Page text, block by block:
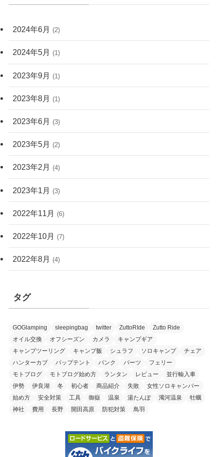
2024年6月 (2)
2024年5月 (1)
2023年9月 (1)
2023年8月 (1)
2023年6月 (3)
2023年5月 (2)
2023年2月 (4)
2023年1月 (3)
2022年11月 (6)
2022年10月 (7)
2022年8月 (4)
タグ
GOGlamping sleepingbag twitter ZuttoRIde
Zutto Ride
オイル交換
オフシーズン カメラ
キャンプギア
キャンプツーリング
キャンプ飯 シュラフ ソロキャンプ
チェア
ハンターカブ
パップテント パンク パーツ
フェリー
モトブログ
モトブログ始め方 ランタン レビュー
並行輸入車
伊勢
伊良湖 冬 初心者 商品紹介 失敗
女性ソロキャンパー
始め方
安全対策 工具 御嶽 温泉 湯たんぽ 濁河温泉
牡蠣
神社
費用 長野 開田高原 防犯対策 鳥羽